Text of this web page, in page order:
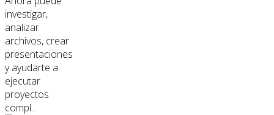
investigar,
analizar
archivos, crear
presentaciones
y ayudarte a
ejecutar
proyectos
compl...